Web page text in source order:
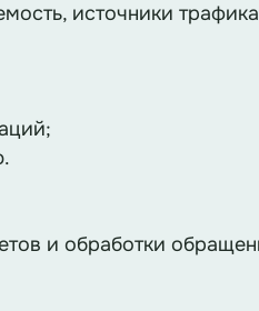
источники
и обработки